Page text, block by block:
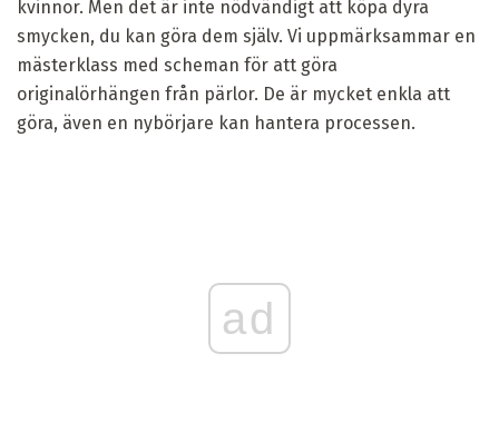
kvinnor. Men det är inte nödvändigt att köpa dyra
smycken, du kan göra dem själv. Vi uppmärksammar en
mästerklass med scheman för att göra
originalörhängen från pärlor. De är mycket enkla att
göra, även en nybörjare kan hantera processen.
ad